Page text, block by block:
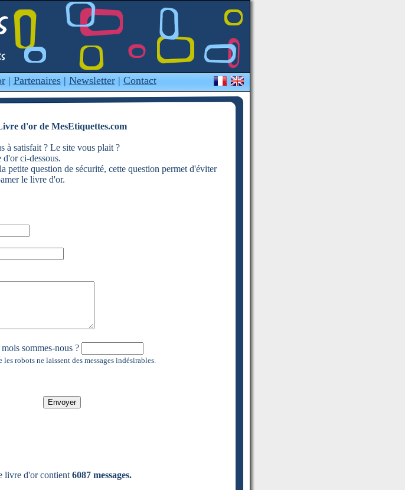
| Partenaires| Newsletter| Contact
d'or de MesEtiquettes.com
à satisfait ? Le site vous plait ?
ci-dessous.
petite question de sécurité, cette question permet d'éviter
le livre d'or.
sommes-nous ?
robots ne laissent des messages indésirables.
livre d'or contient 6087 messages.